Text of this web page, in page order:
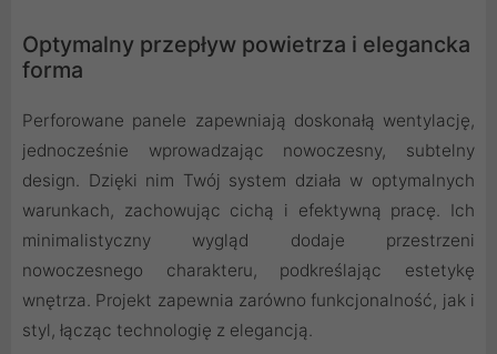
Optymalny przepływ powietrza i elegancka
forma
Perforowane panele zapewniają doskonałą wentylację,
jednocześnie wprowadzając nowoczesny, subtelny
design. Dzięki nim Twój system działa w optymalnych
warunkach, zachowując cichą i efektywną pracę. Ich
minimalistyczny wygląd dodaje przestrzeni
nowoczesnego charakteru, podkreślając estetykę
wnętrza. Projekt zapewnia zarówno funkcjonalność, jak i
styl, łącząc technologię z elegancją.